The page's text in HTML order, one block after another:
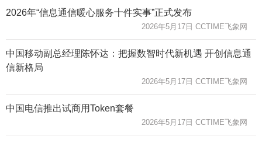
2026年“信息通信暖心服务十件实事”正式发布
2026年5月17日 CCTIME飞象网
中国移动副总经理陈怀达：把握数智时代新机遇 开创信息通
信新格局
2026年5月17日 CCTIME飞象网
中国电信推出试商用Token套餐
2026年5月17日 CCTIME飞象网